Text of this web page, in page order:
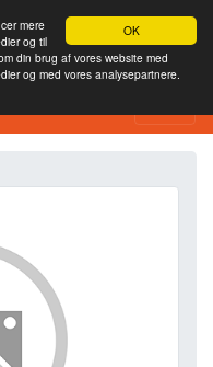
OK
mere
og til
din brug af vores website med
og med vores analysepartnere.